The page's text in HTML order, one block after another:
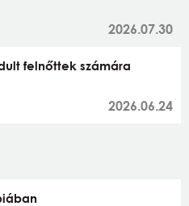
2026.07.30
felnőttek számára
2026.06.24